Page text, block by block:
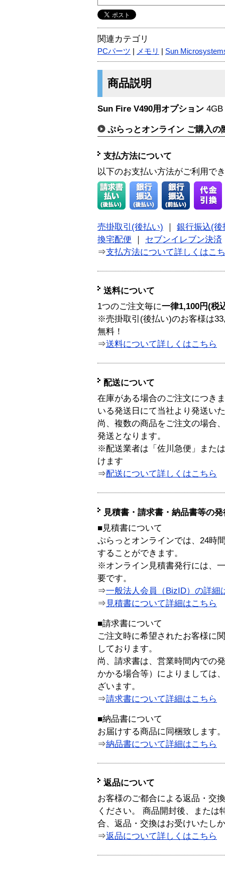
関連カテゴリ
PCパーツ メモリ Sun
商品説明
Sun Fire V490用オプション
ぷらっとオンライン ご購入の
支払方法について
以下のお支払い方法がご利用で
売掛取引(後払い)
銀行振込(後
換宅配便
セブンイレブン決済
⇒支払方法について詳しくはこ
送料について
1つのご注文毎に一律1,100円(税
※売掛取引(後払い)のお客様は
無料！
⇒送料について詳しくはこちら
配送について
在庫がある場合のご注文につき
いる発送日にて当社より発送い
尚、複数の商品をご注文の場合
発送となります。
※配送業者は「佐川急便」また
けます
⇒配送について詳しくはこちら
見積書・請求書・納品書等の
■見積書について
ぷらっとオンラインでは、24時
することができます。
※オンライン見積書発行には、
要です。
⇒一般法人会員（BizID）の詳細
⇒ 見積書について詳細はこちら
■請求書について
ご注文時に希望されたお客様に
しております。
尚、請求書は、営業時間内での
かかる場合等）によりましては
ざいます。
⇒請求書について詳細はこちら
■納品書について
お届けする商品に同梱致します。
⇒納品書について詳細はこちら
返品について
お客様のご都合による返品・交
ください。 商品開封後、または
合、返品・交換はお受けいたし
⇒返品について詳しくはこちら